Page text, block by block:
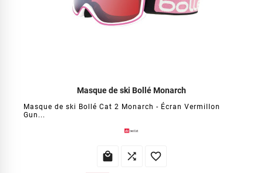
Masque de ski Bollé Monarch
Masque de ski Bollé Cat 2 Monarch - Écran Vermillon
Gun...
  